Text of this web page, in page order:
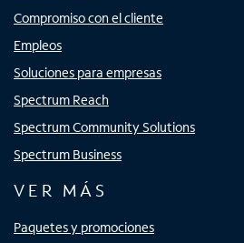
Compromiso con el cliente
Empleos
Soluciones para empresas
Spectrum Reach
Spectrum Community Solutions
Spectrum Business
VER MÁS
Paquetes y promociones